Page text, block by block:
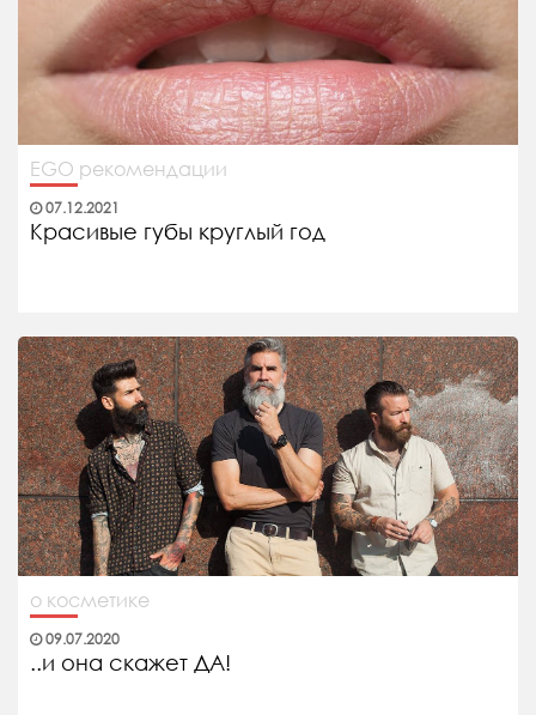
EGO рекомендации
07.12.2021
Красивые губы круглый год
о косметике
09.07.2020
..и она скажет ДА!